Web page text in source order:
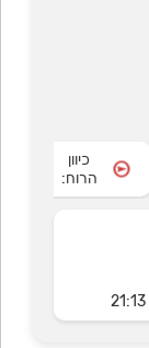
כיוון
הרוח: